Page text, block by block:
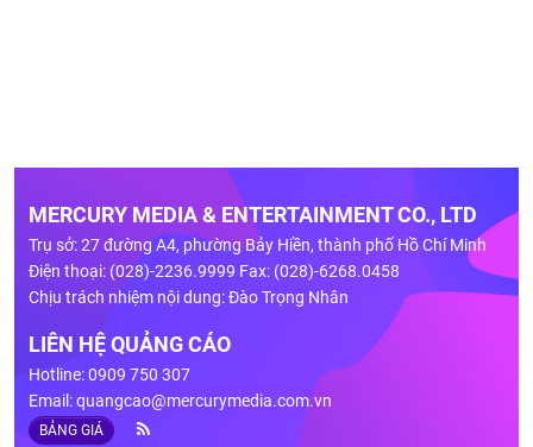
MERCURY MEDIA & ENTERTAINMENT CO., LTD
Trụ sở: 27 đường A4, phường Bảy Hiền, thành phố Hồ Chí Minh
Điện thoại: (028)-2236.9999 Fax: (028)-6268.0458
Chịu trách nhiệm nội dung: Đào Trọng Nhân
LIÊN HỆ QUẢNG CÁO
Hotline: 0909 750 307
Email:quangcao@mercurymedia.com.vn
BẢNG GIÁ